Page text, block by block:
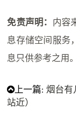
免责声明： 内容
息存储空间服务
息只供参考之用。
上一篇:烟台有
站近）